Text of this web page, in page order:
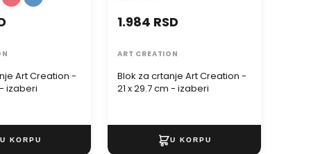
Art Creation -
- izaberi
Blok za crtanje Art Creation -
21 x 29.7 cm - izaberi
1.984 RSD
ART CREATION